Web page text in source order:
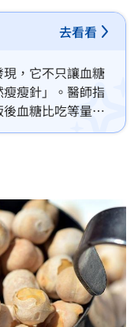
去看看
，它不只讓血糖
瘦針」。醫師指
血糖比吃等量白